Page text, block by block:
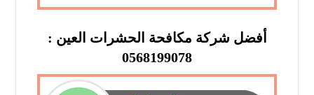
أفضل شركة مكافحة الحشرات العين :
0568199078